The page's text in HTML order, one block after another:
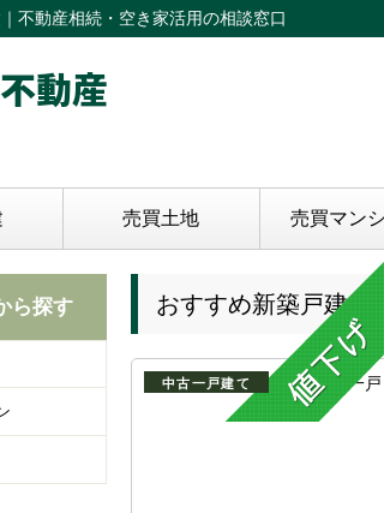
不動産相続・空き家活用の相談窓口
動産
売買土地 売買マン
ら探す おすすめ新築戸建
中古一戸建て